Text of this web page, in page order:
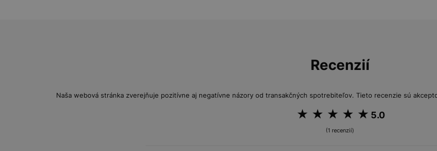
Recenzií
Naša webová stránka zverejňuje pozitívne aj negatívne názory od transakčných spotrebiteľov. Tieto recenzie sú
5.0
(1 recenzií)